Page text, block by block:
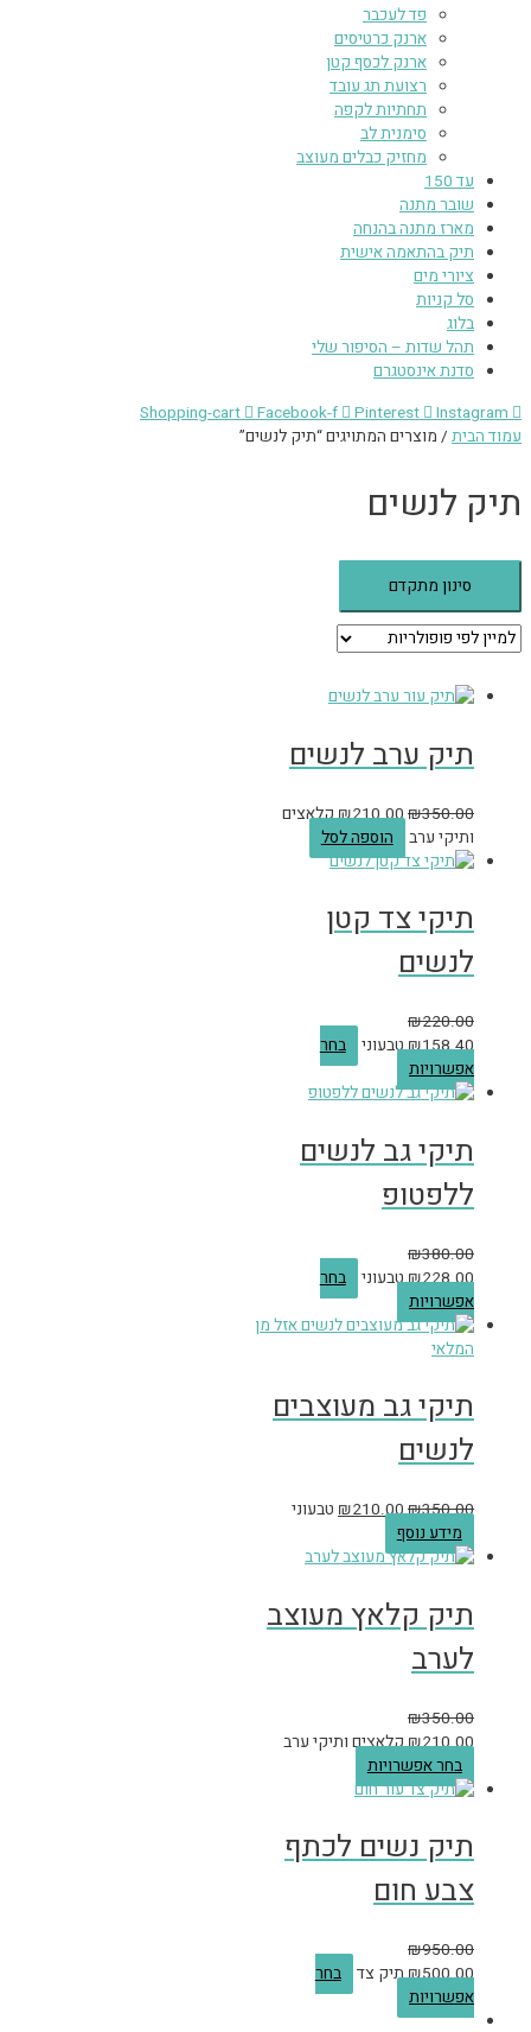
פד לעכבר
ארנק כרטיסים
ארנק לכסף קטן
רצועת תג עובד
תחתיות לקפה
סימנית לב
מחזיק כבלים מעוצב
עד 150
שובר מתנה
מארז מתנה בהנחה
תיק בהתאמה אישית
ציורי מים
סל קניות
בלוג
תהל שדות – הסיפור שלי
סדנת אינסטגרם
Shopping-cart
Facebook-f Pinterest
Instagram
עמוד הבית / מוצרים המתויגים “תיק לנשים”
תיק לנשים
סינון מתקדם
תיק ערב לנשים
₪350.00
₪210.00
קלאצים
ותיקי ערב
הוספה לסל
תיקי צד קטן
לנשים
₪220.00
₪158.40 טבעוני
בחר
אפשרויות
תיקי גב לנשים
ללפטופ
₪380.00
₪228.00 טבעוני
בחר
אפשרויות
אזל מן
המלאי
תיקי גב מעוצבים
לנשים
₪350.00
₪210.00
טבעוני
מידע נוסף
תיק קלאץ מעוצב
לערב
₪350.00
₪210.00
קלאצים ותיקי ערב
בחר אפשרויות
תיק נשים לכתף
צבע חום
₪950.00
₪500.00 תיק צד
בחר
אפשרויות